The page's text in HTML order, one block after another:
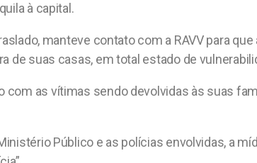
à capital.
manteve contato com a RAVV para
de suas casas, em total estado de
as vítimas sendo devolvidas às suas
Público e as polícias envolvidas, a